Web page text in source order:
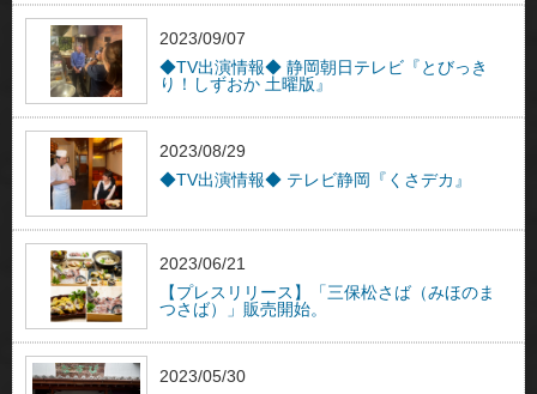
2023/09/07
◆TV出演情報◆ 静岡朝日テレビ『とびっき
り！しずおか 土曜版』
2023/08/29
◆TV出演情報◆ テレビ静岡『くさデカ』
2023/06/21
【プレスリリース】「三保松さば（みほのま
つさば）」販売開始。
2023/05/30